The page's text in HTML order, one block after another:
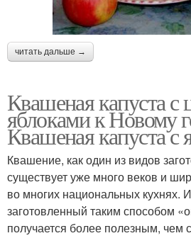
читать дальше →
Квашеная капуста
яблоками к Новому
Квашеная капуста с
Квашение, как один из видов
существует уже много веков и
во многих национальных кухнях.
заготовленный таким способом
получается более полезным, чем